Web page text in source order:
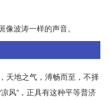
波涛一样的声音。
天地之气，溥畅而至，不择
风”，正具有这种平等普济